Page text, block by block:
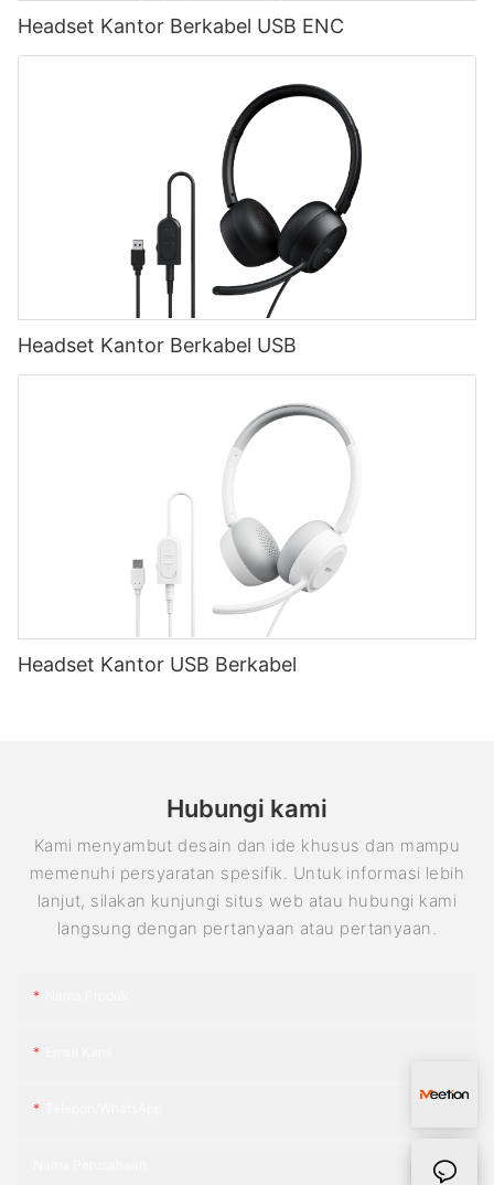
Headset Kantor Berkabel USB ENC
Headset Kantor Berkabel USB
Headset Kantor USB Berkabel
Hubungi kami
Kami menyambut desain dan ide khusus dan mampu
memenuhi persyaratan spesifik. Untuk informasi lebih
lanjut, silakan kunjungi situs web atau hubungi kami
langsung dengan pertanyaan atau pertanyaan.